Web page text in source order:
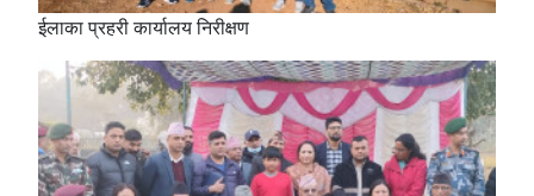
ईलाका प्रहरी कार्यालय निरीक्षण